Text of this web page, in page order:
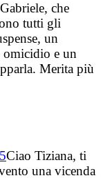
che
tutti gli
un
omicidio e un
Merita più
Ciao Tiziana, ti
una vicenda